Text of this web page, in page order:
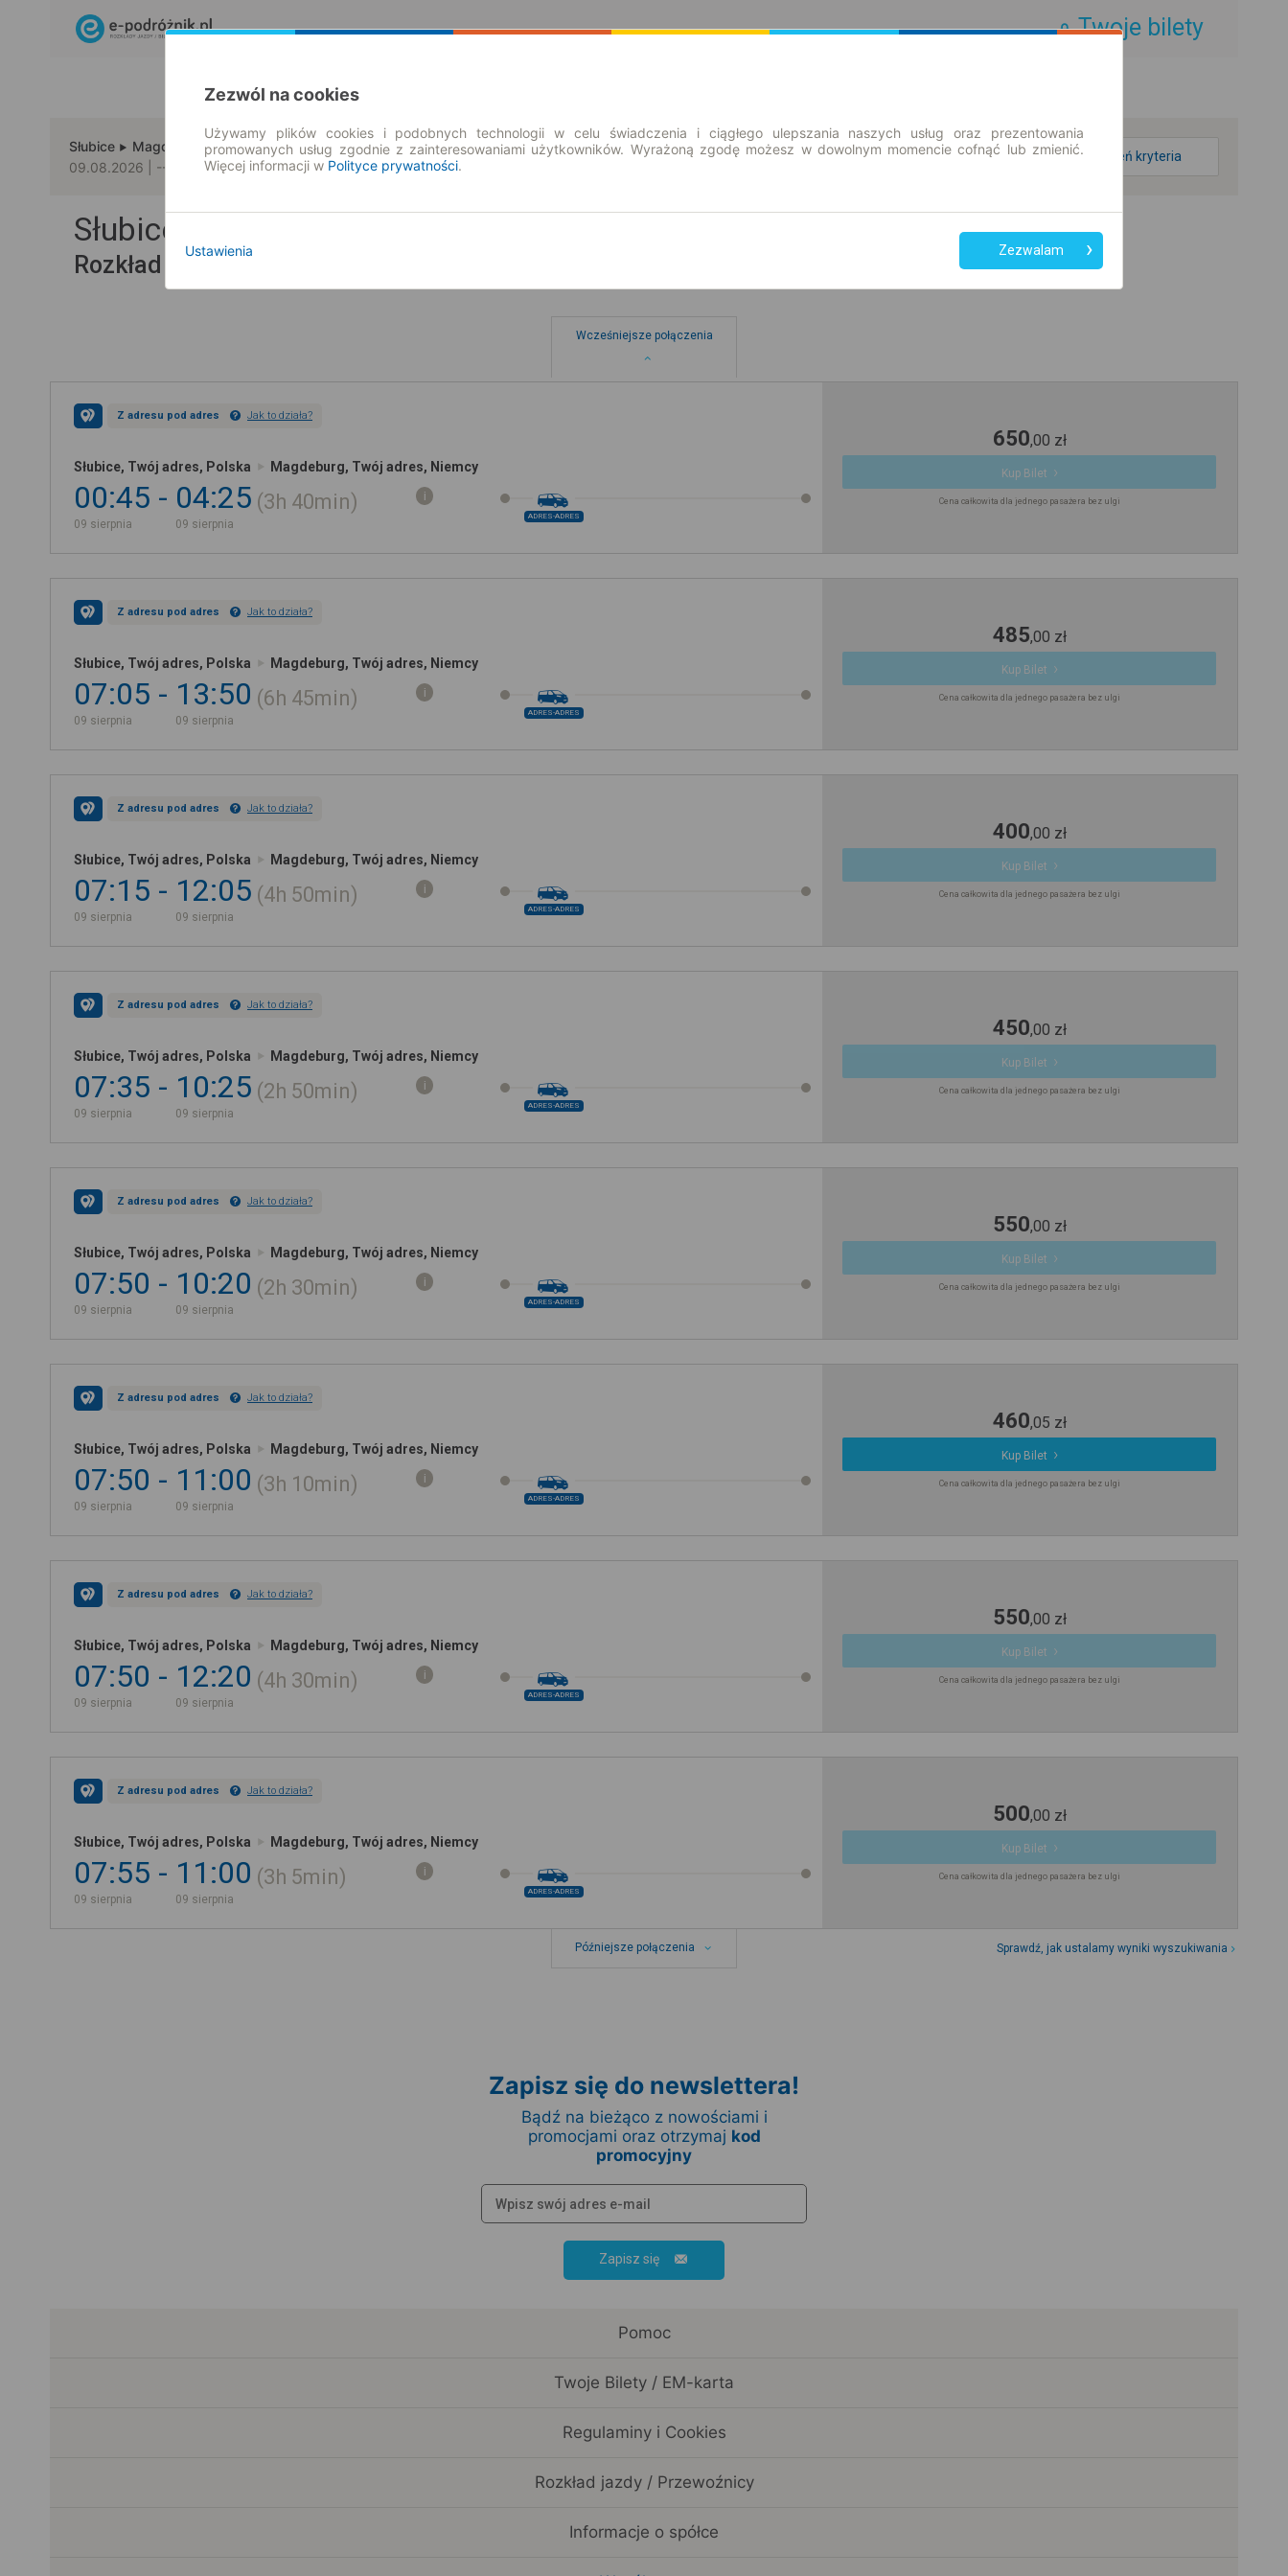
Twoje bilety
Słubice
Magdeburg
09.08.2026 | -- : --
zmień kryteria
Słubice → Magdeburg
Rozkład jazdy i bilety
Wcześniejsze połączenia
Z adresu pod adres Jak to działa?
Słubice, Twój adres, Polska Magdeburg, Twój adres, Niemcy
00:45
09 sierpnia
04:25
09 sierpnia
3h 40min
ADRES-ADRES
650,00 zł
Kup Bilet
Cena całkowita dla jednego pasażera bez ulgi
Z adresu pod adres Jak to działa?
Słubice, Twój adres, Polska Magdeburg, Twój adres, Niemcy
07:05
09 sierpnia
13:50
09 sierpnia
6h 45min
ADRES-ADRES
485,00 zł
Kup Bilet
Cena całkowita dla jednego pasażera bez ulgi
Z adresu pod adres Jak to działa?
Słubice, Twój adres, Polska Magdeburg, Twój adres, Niemcy
07:15
09 sierpnia
12:05
09 sierpnia
4h 50min
ADRES-ADRES
400,00 zł
Kup Bilet
Cena całkowita dla jednego pasażera bez ulgi
Z adresu pod adres Jak to działa?
Słubice, Twój adres, Polska Magdeburg, Twój adres, Niemcy
07:35
09 sierpnia
10:25
09 sierpnia
2h 50min
ADRES-ADRES
450,00 zł
Kup Bilet
Cena całkowita dla jednego pasażera bez ulgi
Z adresu pod adres Jak to działa?
Słubice, Twój adres, Polska Magdeburg, Twój adres, Niemcy
07:50
09 sierpnia
10:20
09 sierpnia
2h 30min
ADRES-ADRES
550,00 zł
Kup Bilet
Cena całkowita dla jednego pasażera bez ulgi
Z adresu pod adres Jak to działa?
Słubice, Twój adres, Polska Magdeburg, Twój adres, Niemcy
07:50
09 sierpnia
11:00
09 sierpnia
3h 10min
ADRES-ADRES
460,05 zł
Kup Bilet
Cena całkowita dla jednego pasażera bez ulgi
Z adresu pod adres Jak to działa?
Słubice, Twój adres, Polska Magdeburg, Twój adres, Niemcy
07:50
09 sierpnia
12:20
09 sierpnia
4h 30min
ADRES-ADRES
550,00 zł
Kup Bilet
Cena całkowita dla jednego pasażera bez ulgi
Z adresu pod adres Jak to działa?
Słubice, Twój adres, Polska Magdeburg, Twój adres, Niemcy
07:55
09 sierpnia
11:00
09 sierpnia
3h 5min
ADRES-ADRES
500,00 zł
Kup Bilet
Cena całkowita dla jednego pasażera bez ulgi
Późniejsze połączenia Sprawdź, jak ustalamy wyniki wyszukiwania
Zapisz się do newslettera!
Bądź na bieżąco z nowościami i
promocjami oraz otrzymaj kod
promocyjny
Zapisz się
Pomoc
Twoje Bilety / EM-karta
Regulaminy i Cookies
Rozkład jazdy / Przewoźnicy
Informacje o spółce
Zezwól na cookies
Używamy plików cookies i podobnych technologii w celu świadczenia i ciągłego ulepszania naszych usług oraz prezentowania
promowanych usług zgodnie z zainteresowaniami użytkowników. Wyrażoną zgodę możesz w dowolnym momencie cofnąć lub zmienić.
Więcej informacji w Polityce prywatności.
Ustawienia Zezwalam